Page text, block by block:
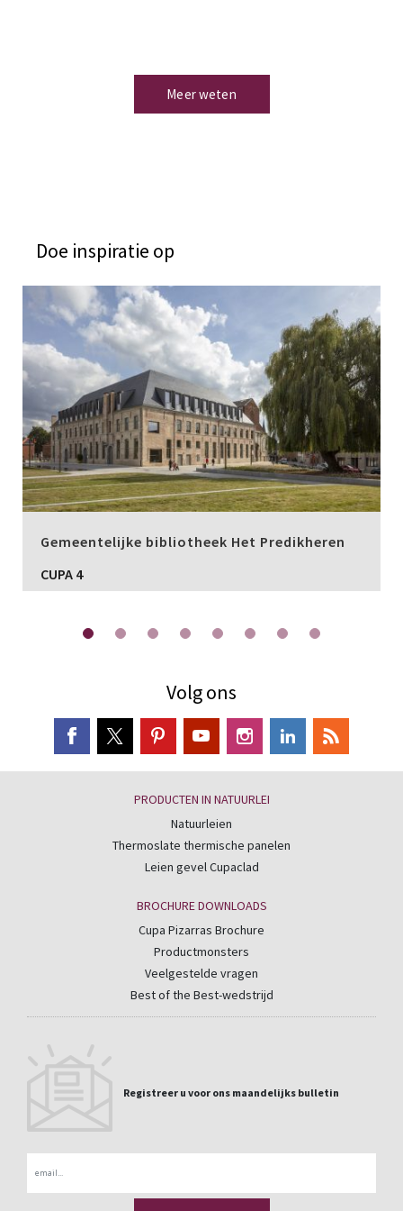
Meer weten
Doe inspiratie op
Gemeentelijke bibliotheek Het Predikheren
CUPA 4
Volg ons
PRODUCTEN IN NATUURLEI
Natuurleien
Thermoslate thermische panelen
Leien gevel Cupaclad
BROCHURE DOWNLOADS
Cupa Pizarras Brochure
Productmonsters
Veelgestelde vragen
Best of the Best-wedstrijd
Registreer u voor ons maandelijks bulletin